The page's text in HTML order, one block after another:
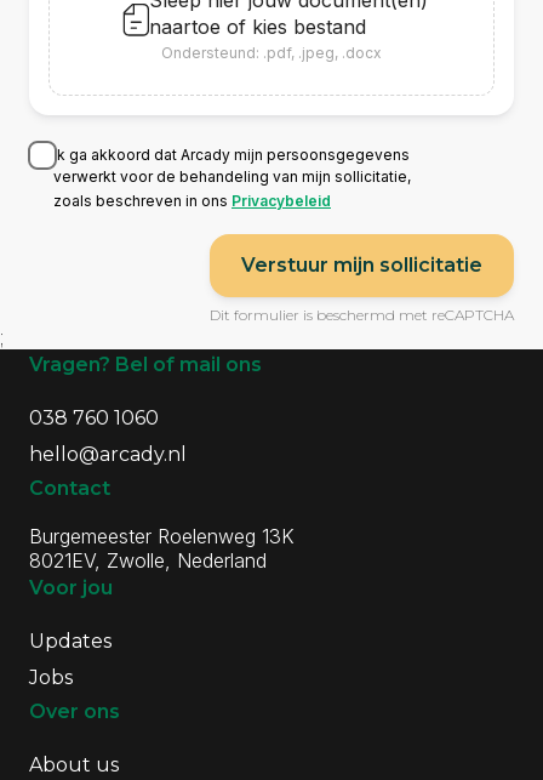
naartoe of kies bestand
Ondersteund: .pdf, .jpeg, .docx
Ik ga akkoord dat Arcady mijn persoonsgegevens
verwerkt voor de behandeling van mijn sollicitatie,
zoals beschreven in ons Privacybeleid
Verstuur mijn sollicitatie
Dit formulier is beschermd met reCAPTCHA
;
Algemene informatie
Vragen? Bel of mail ons
038 760 1060
hello@arcady.nl
Contact
Burgemeester Roelenweg 13K
8021EV, Zwolle, Nederland
Voor jou
Updates
Jobs
Over ons
About us